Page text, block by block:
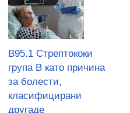
B95.1 Стрептококи
група В като причина
за болести,
класифицирани
другаде